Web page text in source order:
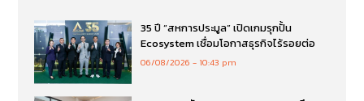
35 ปี “สหการประมูล” เปิดเกมรุกปั้น
Ecosystem เชื่อมโอกาสธุรกิจไร้รอยต่อ
06/08/2026 10:43 pm